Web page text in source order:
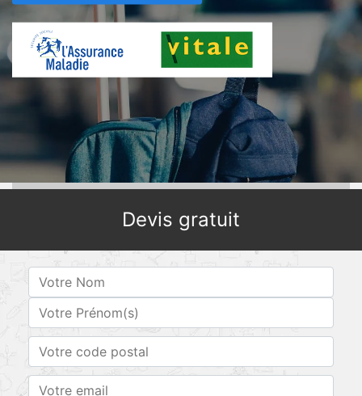
Devis gratuit